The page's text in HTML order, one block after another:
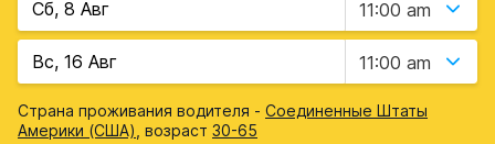
11:00 am
11:00 am
Страна проживания водителя - Соединенные Штаты
Америки (США) , возраст 30-65